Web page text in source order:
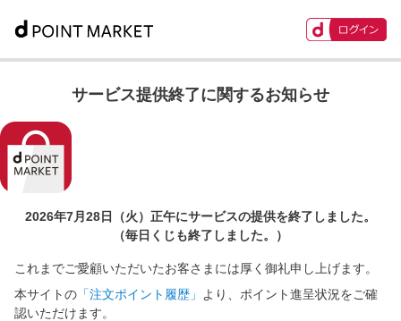
サービス提供終了に関するお知らせ
2026年7月28日（火）正午にサービスの提供を終了しました。
（毎日くじも終了しました。）
これまでご愛顧いただいたお客さまには厚く御礼申し上げます。
本サイトの 「注文ポイント履歴」
より、ポイント進呈状況をご確
認いただけます。